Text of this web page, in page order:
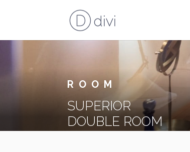
ROOM
SUPERIOR
DOUBLE ROOM